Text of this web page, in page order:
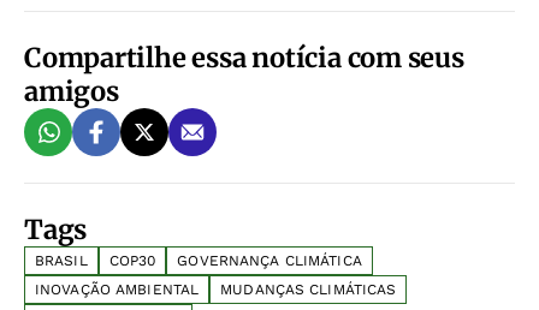
Compartilhe essa notícia com seus
amigos
Tags
BRASIL COP30
GOVERNANÇA CLIMÁTICA
INOVAÇÃO AMBIENTAL
MUDANÇAS CLIMÁTICAS